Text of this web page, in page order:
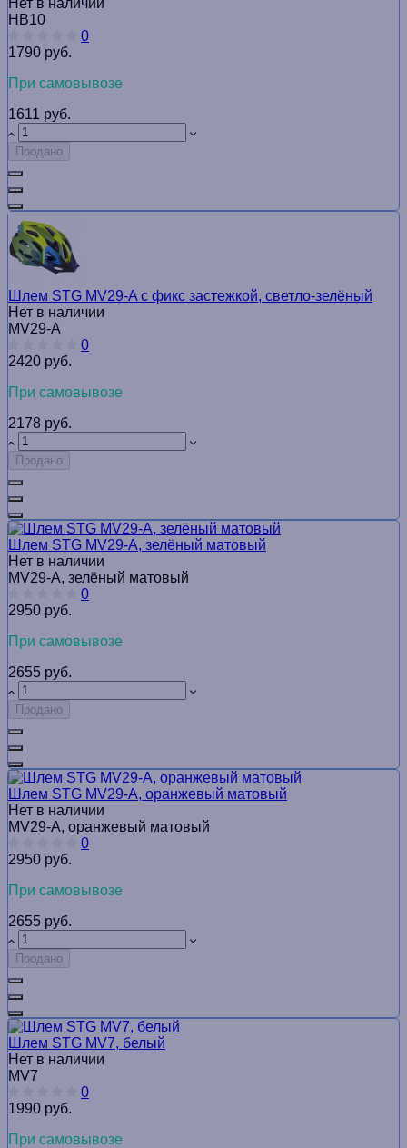
HB10
0
1790 руб.
При самовывозе
1611 руб.
Продано
Шлем STG MV29-A с фикс застежкой, светло-зелёный
Нет в наличии
MV29-A
0
2420 руб.
При самовывозе
2178 руб.
Продано
Шлем STG MV29-A, зелёный матовый
Нет в наличии
MV29-A, зелёный матовый
0
2950 руб.
При самовывозе
2655 руб.
Продано
Шлем STG MV29-A, оранжевый матовый
Нет в наличии
MV29-A, оранжевый матовый
0
2950 руб.
При самовывозе
2655 руб.
Продано
Шлем STG MV7, белый
Нет в наличии
MV7
0
1990 руб.
При самовывозе